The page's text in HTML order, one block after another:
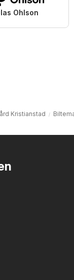
Ohlson
Kristianstad